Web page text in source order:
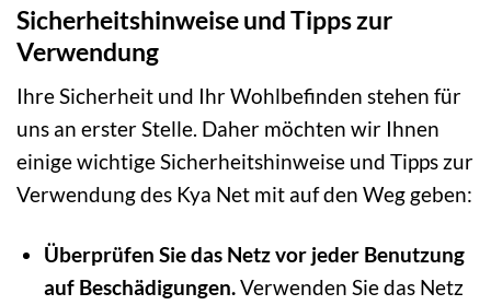
Sicherheitshinweise und Tipps zur
Verwendung
Ihre Sicherheit und Ihr Wohlbefinden stehen für
uns an erster Stelle. Daher möchten wir Ihnen
einige wichtige Sicherheitshinweise und Tipps zur
Verwendung des Kya Net mit auf den Weg geben:
Überprüfen Sie das Netz vor jeder Benutzung
auf Beschädigungen.Verwenden Sie das Netz